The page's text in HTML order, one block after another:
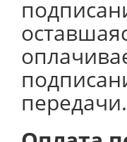
передачи.